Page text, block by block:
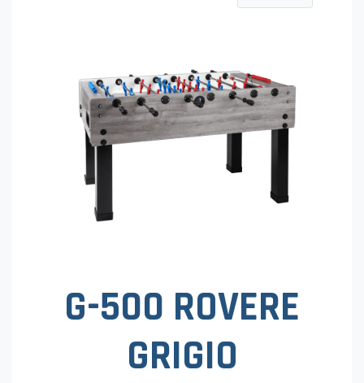
G-500 ROVERE
GRIGIO